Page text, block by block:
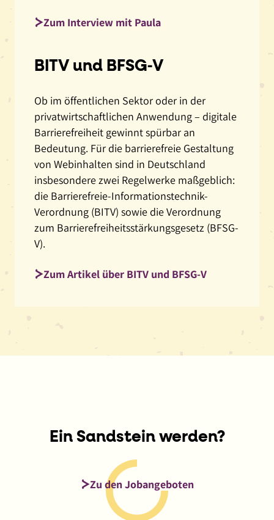
wieder
Einige
sitzen
an
Tischen
zusammen,
andere
spielen
Tischtennis.
Zum Interview mit Paula
BITV und BFSG‑V
Ob im öffentlichen Sektor oder in der
privatwirtschaftlichen Anwendung – digitale
Barrierefreiheit gewinnt spürbar an
Bedeutung. Für die barrierefreie Gestaltung
von Webinhalten sind in Deutschland
insbesondere zwei Regelwerke maßgeblich:
die Barrierefreie-Informationstechnik-
Verordnung (BITV) sowie die Verordnung
zum Barrierefreiheitsstärkungsgesetz (BFSG-
V).
Zum Artikel über BITV und BFSG-V
Ein Sandstein werden?
Zu den Jobangeboten